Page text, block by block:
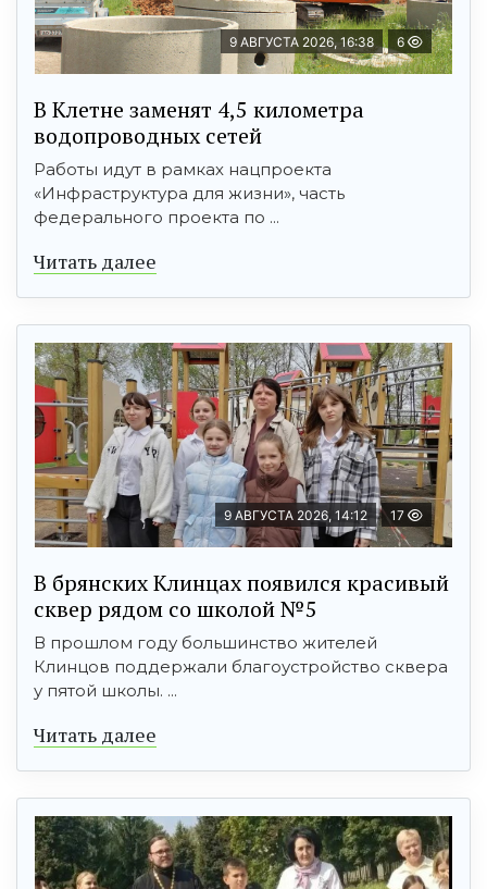
9 АВГУСТА 2026, 16:38 6
В Клетне заменят 4,5 километра
водопроводных сетей
Работы идут в рамках нацпроекта
«Инфраструктура для жизни», часть
федерального проекта по ...
Читать далее
9 АВГУСТА 2026, 14:12 17
В брянских Клинцах появился красивый
сквер рядом со школой №5
В прошлом году большинство жителей
Клинцов поддержали благоустройство сквера
у пятой школы. ...
Читать далее